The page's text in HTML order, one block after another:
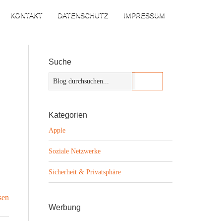
KONTAKT DATENSCHUTZ IMPRESSUM
Suche
Kategorien
Apple
Soziale Netzwerke
Sicherheit & Privatsphäre
Werbung